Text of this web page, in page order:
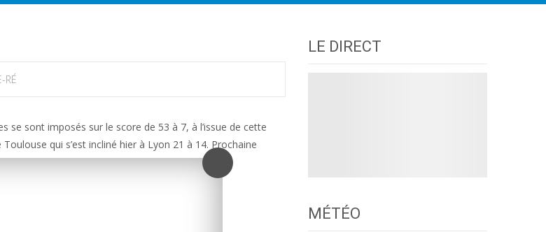
RÉ
se sont imposés sur le score de 53 à 7, à l’issue de cette
qui s’est incliné hier à Lyon 21 à 14. Prochaine
LE DIRECT
MÉTÉO